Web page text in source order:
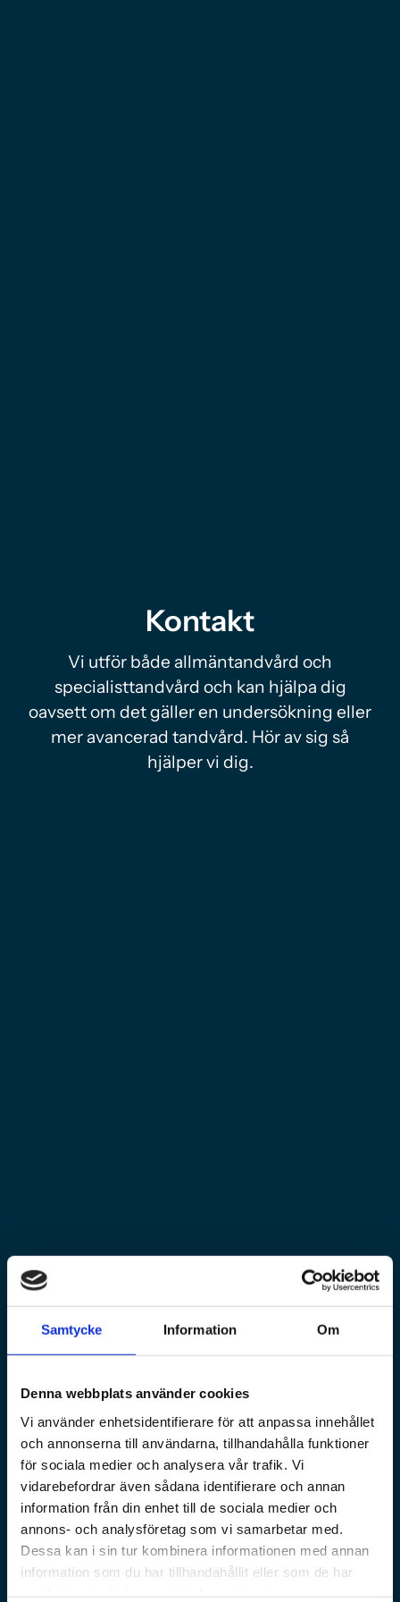
Samtycke Information Om
Denna webbplats använder cookies
Vi använder enhetsidentifierare för att anpassa innehållet
och annonserna till användarna, tillhandahålla funktioner
för sociala medier och analysera vår trafik. Vi
vidarebefordrar även sådana identifierare och annan
information från din enhet till de sociala medier och
annons- och analysföretag som vi samarbetar med.
Dessa kan i sin tur kombinera informationen med annan
information som du har tillhandahållit eller som de har
Kontakt
Vi utför både allmäntandvård och
specialisttandvård och kan hjälpa dig
oavsett om det gäller en undersökning eller
mer avancerad tandvård. Hör av sig så
hjälper vi dig.